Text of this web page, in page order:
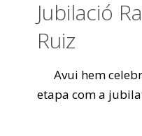
Jubilació
Ruiz
Avui hem
etapa com a